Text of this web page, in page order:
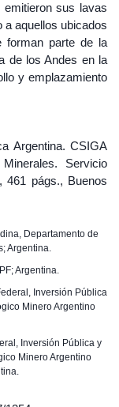
sus lavas
aquellos ubicados
parte de la
de los Andes en la
y emplazamiento
Argentina. CSIGA
Servicio
461 págs., Buenos
Departamento de
Argentina.
Argentina.
Inversión Pública
Minero Argentino
Inversión Pública y
Minero Argentino